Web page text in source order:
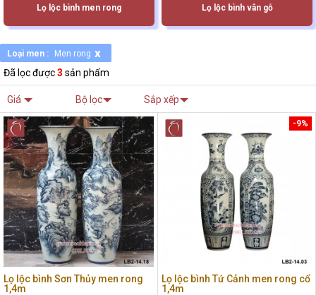
Lọ lộc bình men rong Lọ lộc bình vân gỗ
Loại men : Men rong x
Đã lọc được3 sản phẩm
Giá Bộ lọc Sắp xếp
Lọ lộc bình Sơn Thủy men rong
1,4m
Lọ lộc bình Tứ Cảnh men rong cổ
1,4m
-9%